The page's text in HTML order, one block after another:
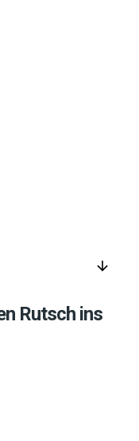
arrow_downward
Rutsch ins